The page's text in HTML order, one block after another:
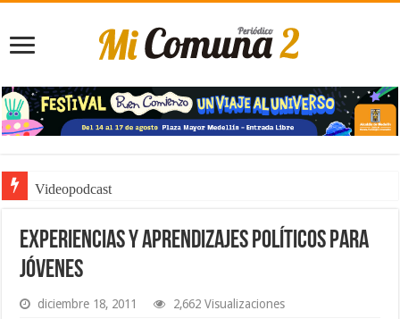
Videopodcast
Noticiero de Manolo
Experiencias y aprendizajes políticos para
Jóvenes
diciembre 18, 2011 2,662 Visualizaciones